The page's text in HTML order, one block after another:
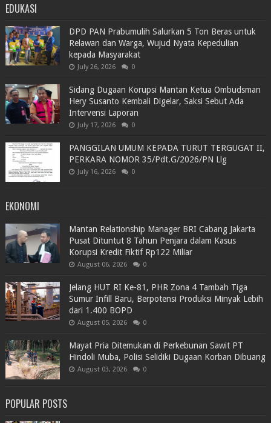
EDUKASI
DPD PAN Prabumulih Salurkan 5 Ton Beras untuk
Relawan dan Warga, Wujud Nyata Kepedulian
kepada Masyarakat
July 26, 2026 0
Sidang Dugaan Korupsi Mantan Ketua Ombudsman
Hery Susanto Kembali Digelar, Saksi Sebut Ada
Intervensi Laporan
July 17, 2026 0
PANGGILAN UMUM KEPADA TURUT TERGUGAT II,
PERKARA NOMOR 35/Pdt.G/2026/PN Llg
July 16, 2026 0
EKONOMI
Mantan Relationship Manager BRI Cabang Jakarta
Pusat Dituntut 8 Tahun Penjara dalam Kasus
Korupsi Kredit Fiktif Rp122 Miliar
August 06, 2026 0
Jelang HUT RI Ke-81, PHR Zona 4 Tambah Tiga
Sumur Infill Baru, Berpotensi Produksi Minyak Lebih
dari 1.400 BOPD
August 05, 2026 0
Mayat Pria Ditemukan di Perkebunan Sawit PT
Hindoli Muba, Polisi Selidiki Dugaan Korban Dibuang
August 03, 2026 0
POPULAR POSTS